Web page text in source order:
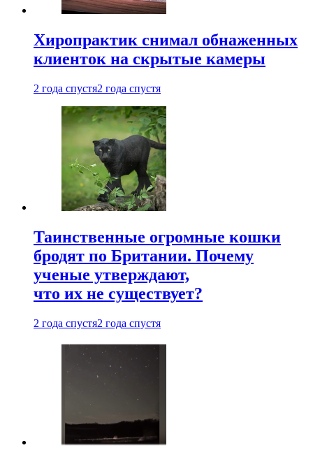
Хиропрактик снимал обнаженных
клиенток на скрытые камеры
2 года спустя2 года спустя
Таинственные огромные кошки
бродят по Британии. Почему
ученые утверждают,
что их не существует?
2 года спустя2 года спустя